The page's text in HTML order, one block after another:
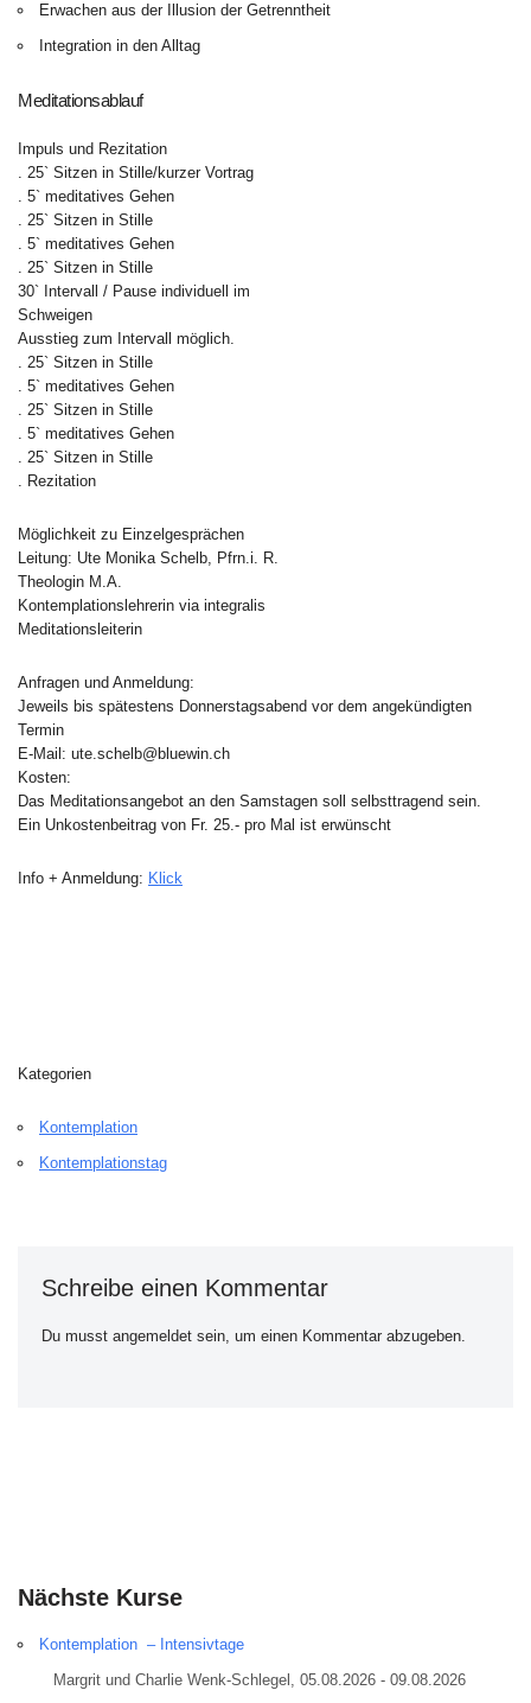
Erwachen aus der Illusion der Getrenntheit
Integration in den Alltag
Meditationsablauf
Impuls und Rezitation
. 25` Sitzen in Stille/kurzer Vortrag
. 5` meditatives Gehen
. 25` Sitzen in Stille
. 5` meditatives Gehen
. 25` Sitzen in Stille
30` Intervall / Pause individuell im
Schweigen
Ausstieg zum Intervall möglich.
. 25` Sitzen in Stille
. 5` meditatives Gehen
. 25` Sitzen in Stille
. 5` meditatives Gehen
. 25` Sitzen in Stille
. Rezitation
Möglichkeit zu Einzelgesprächen
Leitung: Ute Monika Schelb, Pfrn.i. R.
Theologin M.A.
Kontemplationslehrerin via integralis
Meditationsleiterin
Anfragen und Anmeldung:
Jeweils bis spätestens Donnerstagsabend vor dem angekündigten
Termin
E-Mail: ute.schelb@bluewin.ch
Kosten:
Das Meditationsangebot an den Samstagen soll selbsttragend sein.
Ein Unkostenbeitrag von Fr. 25.- pro Mal ist erwünscht
Info + Anmeldung: Klick
Kategorien
Kontemplation
Kontemplationstag
Schreibe einen Kommentar
Du musst angemeldet sein, um einen Kommentar abzugeben.
Nächste Kurse
Kontemplation – Intensivtage
Margrit und Charlie Wenk-Schlegel, 05.08.2026 - 09.08.2026